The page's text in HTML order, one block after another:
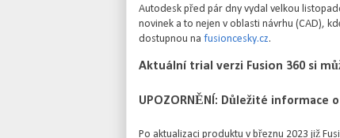
Autodesk před pár dny vydal velkou
novinek a to nejen v oblasti návrhu (CAD),
dostupnou na fusioncesky.cz.
Aktuální trial verzi Fusion 360 si
UPOZORNĚNÍ: Důležité informace
Po aktualizaci produktu v březnu 2023 již